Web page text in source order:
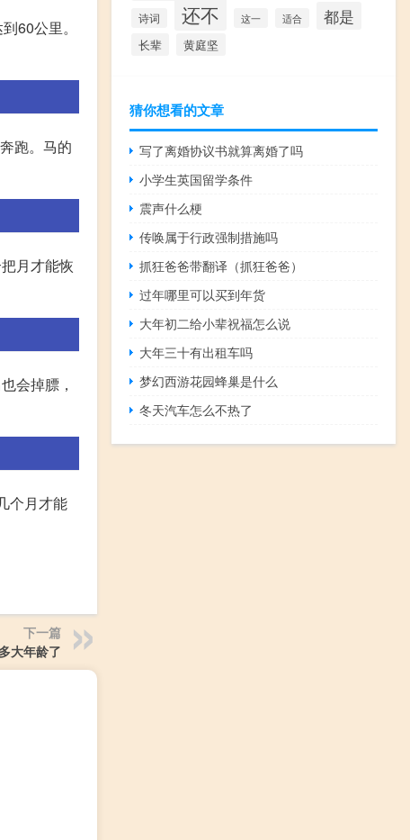
60公里。
跑。马的
月才能恢
会掉膘，
个月才能
下一篇
大年龄了
诗词 还不 这一 适合 都是
长辈 黄庭坚
猜你想看的文章
写了离婚协议书就算离婚了吗
小学生英国留学条件
震声什么梗
传唤属于行政强制措施吗
抓狂爸爸带翻译（抓狂爸爸）
过年哪里可以买到年货
大年初二给小辈祝福怎么说
大年三十有出租车吗
梦幻西游花园蜂巢是什么
冬天汽车怎么不热了